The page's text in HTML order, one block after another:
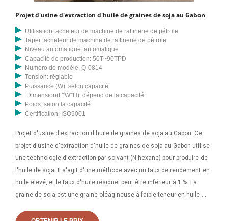
Projet d'usine d'extraction d'huile de graines de soja au Gabon
Utilisation: acheteur de machine de raffinerie de pétrole
Taper: acheteur de machine de raffinerie de pétrole
Niveau automatique: automatique
Capacité de production: 50T~90TPD
Numéro de modèle: Q-0814
Tension: réglable
Puissance (W): selon capacité
Dimension(L*W*H): dépend de la capacité
Poids: selon la capacité
Certification: ISO9001
Projet d'usine d'extraction d'huile de graines de soja au Gabon. Ce
projet d'usine d'extraction d'huile de graines de soja au Gabon utilise
une technologie d'extraction par solvant (N-hexane) pour produire de
l'huile de soja. Il s'agit d'une méthode avec un taux de rendement en
huile élevé, et le taux d'huile résiduel peut être inférieur à 1 %. La
graine de soja est une graine oléagineuse à faible teneur en huile.
importations d'huile de soja pour le Gabon. Vous pouvez découvrir